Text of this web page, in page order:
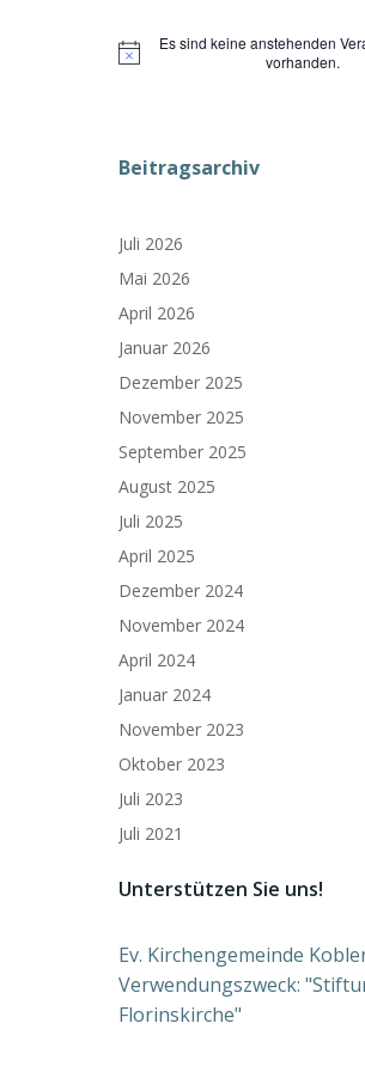
Hinweis
Es sind keine anstehenden
vorhanden.
Beitragsarchiv
Juli 2026
Mai 2026
April 2026
Januar 2026
Dezember 2025
November 2025
September 2025
August 2025
Juli 2025
April 2025
Dezember 2024
November 2024
April 2024
Januar 2024
November 2023
Oktober 2023
Juli 2023
Juli 2021
Unterstützen Sie uns!
Ev. Kirchengemeinde
Verwendungszweck:
Florinskirche"